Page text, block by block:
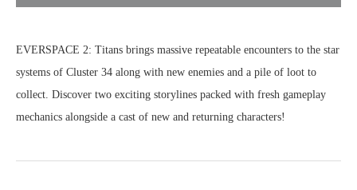
EVERSPACE 2: Titans brings massive repeatable encounters to the star
systems of Cluster 34 along with new enemies and a pile of loot to
collect. Discover two exciting storylines packed with fresh gameplay
mechanics alongside a cast of new and returning characters!